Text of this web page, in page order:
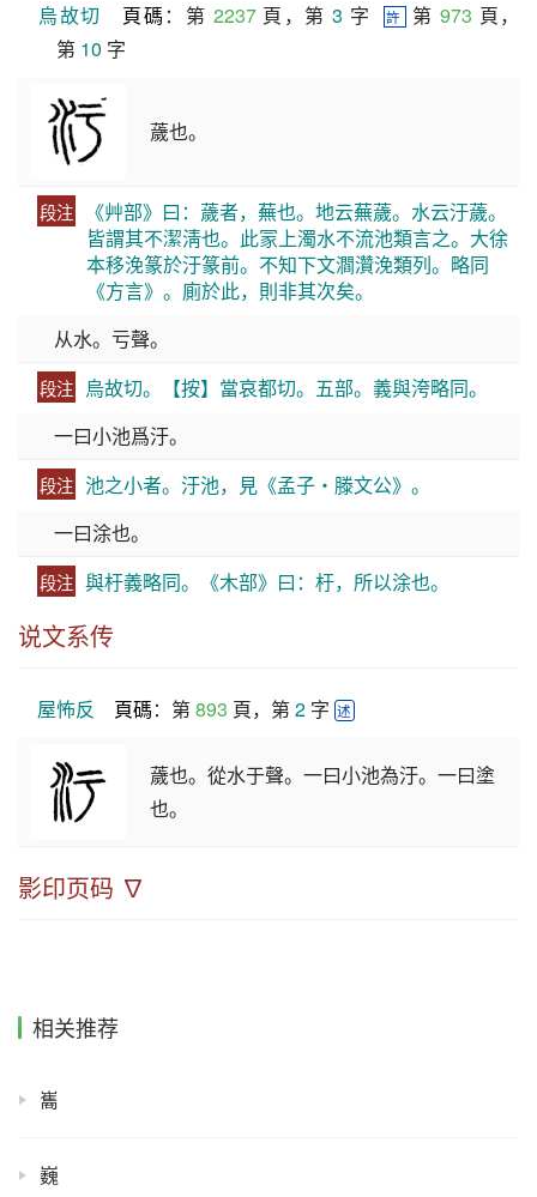
烏故切 頁碼 ：第 2237 頁，第 3 字 許 第 973 頁，
第 10 字
薉也。
段注
《艸部》曰：薉者，蕪也。地云蕪薉。水云汙薉。
皆謂其不潔淸也。此冡上濁水不流池類言之。大徐
本移浼篆於汙篆前。不知下文㶄灒浼類列。略同
《方言》。廁於此，則非其次矣。
从水。亏聲。
段注 烏故切。【按】當哀都切。五部。義與洿略同。
一曰小池爲汙。
段注 池之小者。汙池，見《孟子・滕文公》。
一曰涂也。
段注 與杅義略同。《木部》曰：杅，所以涂也。
说文系传
屋怖反 頁碼：第 893 頁，第 2 字 述
薉也。從水于聲。一曰小池為汙。一曰塗
也。
影印页码 ∇
相关推荐
巂
巍